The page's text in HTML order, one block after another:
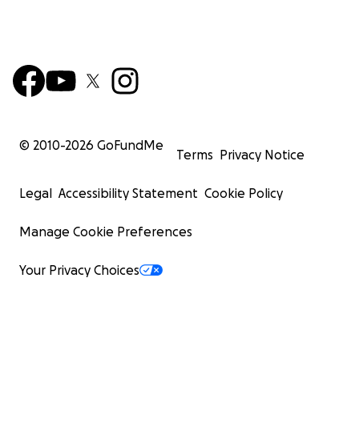
© 2010-2026 GoFundMe
Terms Privacy Notice
Legal Accessibility Statement Cookie Policy
Manage Cookie Preferences
Your Privacy Choices